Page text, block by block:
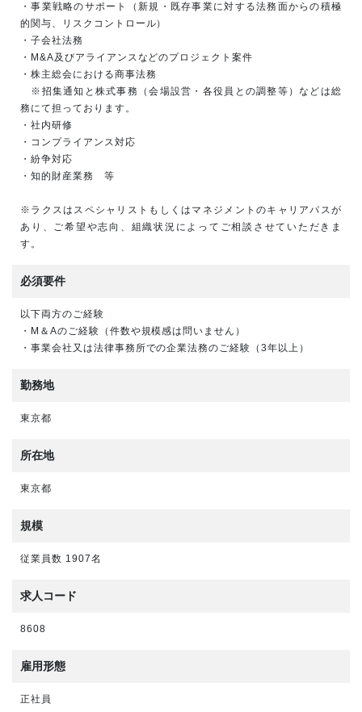
・事業戦略のサポート（新規・既存事業に対する法務面からの積極
的関与、リスクコントロール）
・子会社法務
・M&A及びアライアンスなどのプロジェクト案件
・株主総会における商事法務
※招集通知と株式事務（会場設営・各役員との調整等）などは総
務にて担っております。
・社内研修
・コンプライアンス対応
・紛争対応
・知的財産業務 等
※ラクスはスペシャリストもしくはマネジメントのキャリアパスが
あり、ご希望や志向、組織状況によってご相談させていただきま
す。
必須要件
以下両方のご経験
・M＆Aのご経験（件数や規模感は問いません）
・事業会社又は法律事務所での企業法務のご経験（3年以上）
勤務地
東京都
所在地
東京都
規模
従業員数 1907名
求人コード
8608
雇用形態
正社員